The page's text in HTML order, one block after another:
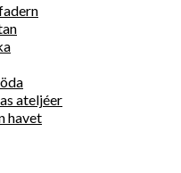
ateljéer
havet